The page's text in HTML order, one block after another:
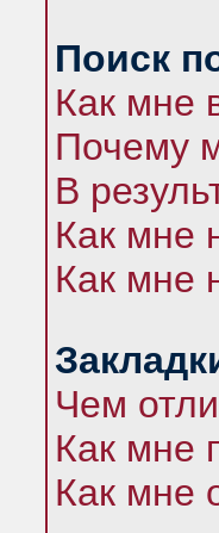
Поиск
Как мне
Почему
В
Как мне
Как мне
Чем
Как мне
Как мне